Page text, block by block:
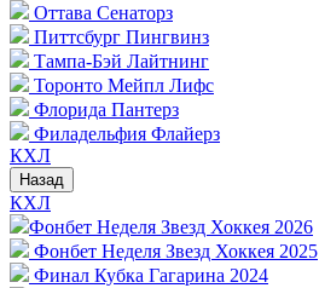
Оттава Сенаторз
Питтсбург Пингвинз
Тампа-Бэй Лайтнинг
Торонто Мейпл Лифс
Флорида Пантерз
Филадельфия Флайерз
КХЛ
Назад
КХЛ
Фонбет Неделя Звезд Хоккея 2026
Фонбет Неделя Звезд Хоккея 2025
Финал Кубка Гагарина 2024